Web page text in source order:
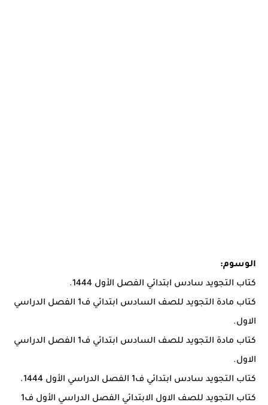
الوسوم:
كتاب التجويد سادس ابتدائي الفصل الأول 1444.
كتاب مادة التجويد للصف السادس ابتدائي ف1 الفصل الدراسي
الاول.
كتاب مادة التجويد للصف السادس ابتدائي ف1 الفصل الدراسي
الاول.
كتاب التجويد سادس ابتدائي ف1 الفصل الدراسي الأول 1444.
كتاب التجويد للصف الاول الابتدائي الفصل الدراسي الأول ف1